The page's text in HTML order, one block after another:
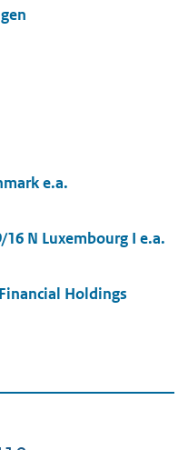
e.a.
16 N Luxembourg I e.a.
Holdings